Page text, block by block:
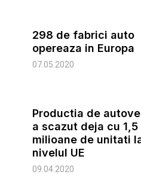
298 de fabrici auto
opereaza in Europa
07.05.2020
Productia de
a scazut deja cu 1,5
milioane de unitati
nivelul UE
09.04.2020